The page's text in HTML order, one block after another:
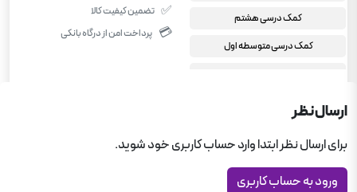
کمک درسی هشتم
کمک درسی متوسطه اول
کتاب های برگزیده کمک آموزشی
✅ تضمین کیفیت کالا
💳 پرداخت امن از درگاه بانکی
ارسال نظر
برای ارسال نظر ابتدا وارد حساب کاربری خود شوید.
ورود به حساب کاربری